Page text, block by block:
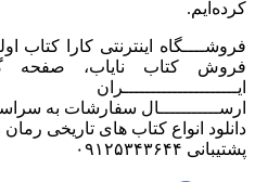
کرده‌ایم.
فروشــــگاه اینترنتی کارا کتاب
فروش کتاب نایاب، صفحه
ایـــــــــــــــــــــران
ارســـــــــــال سفارشات به
دانلود انواع کتاب های تاریخی رمان
پشتیبانی ۰۹۱۲۵۳۴۳۶۴۴